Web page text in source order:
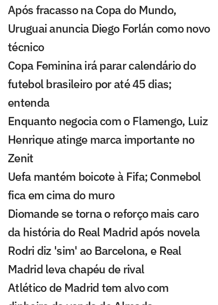
Após fracasso na Copa do Mundo,
Uruguai anuncia Diego Forlán como novo
técnico
Copa Feminina irá parar calendário do
futebol brasileiro por até 45 dias;
entenda
Enquanto negocia com o Flamengo, Luiz
Henrique atinge marca importante no
Zenit
Uefa mantém boicote à Fifa; Conmebol
fica em cima do muro
Diomande se torna o reforço mais caro
da história do Real Madrid após novela
Rodri diz 'sim' ao Barcelona, e Real
Madrid leva chapéu de rival
Atlético de Madrid tem alvo com